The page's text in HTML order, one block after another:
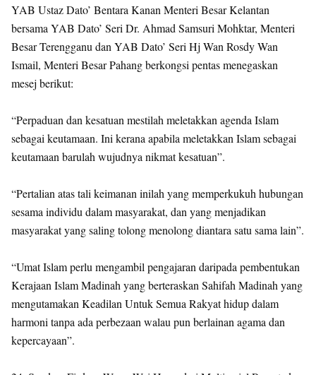
YAB Ustaz Dato’ Bentara Kanan Menteri Besar Kelantan
bersama YAB Dato’ Seri Dr. Ahmad Samsuri Mohktar, Menteri
Besar Terengganu dan YAB Dato’ Seri Hj Wan Rosdy Wan
Ismail, Menteri Besar Pahang berkongsi pentas menegaskan
mesej berikut:
“Perpaduan dan kesatuan mestilah meletakkan agenda Islam
sebagai keutamaan. Ini kerana apabila meletakkan Islam sebagai
keutamaan barulah wujudnya nikmat kesatuan”.
“Pertalian atas tali keimanan inilah yang memperkukuh hubungan
sesama individu dalam masyarakat, dan yang menjadikan
masyarakat yang saling tolong menolong diantara satu sama lain”.
“Umat Islam perlu mengambil pengajaran daripada pembentukan
Kerajaan Islam Madinah yang berteraskan Sahifah Madinah yang
mengutamakan Keadilan Untuk Semua Rakyat hidup dalam
harmoni tanpa ada perbezaan walau pun berlainan agama dan
kepercayaan”.